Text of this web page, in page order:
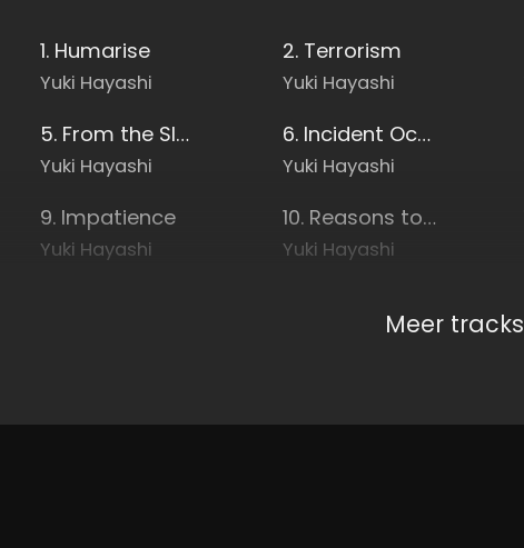
1. Humarise
Yuki Hayashi
2. Terrorism
Yuki Hayashi
5. From the Slums to the Cities
Yuki Hayashi
6. Incident Occurs
Yuki Hayashi
9. Impatience
Yuki Hayashi
10. Reasons to be Chased
Yuki Hayashi
Meer tracks